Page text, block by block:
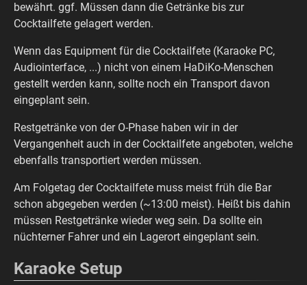
bewährt. ggf. Müssen dann die Getränke bis zur
Cocktailfete gelagert werden.
Wenn das Equipment für die Cocktailfete (Karaoke PC,
Audiointerface, ...) nicht von einem HaDiKo-Menschen
gestellt werden kann, sollte noch ein Transport davon
eingeplant sein.
Restgetränke von der O-Phase haben wir in der
Vergangenheit auch in der Cocktailfete angeboten, welche
ebenfalls transportiert werden müssen.
Am Folgetag der Cocktailfete muss meist früh die Bar
schon abgegeben werden (~13:00 meist). Heißt bis dahin
müssen Restgetränke wieder weg sein. Da sollte ein
nüchterner Fahrer und ein Lagerort eingeplant sein.
Karaoke Setup